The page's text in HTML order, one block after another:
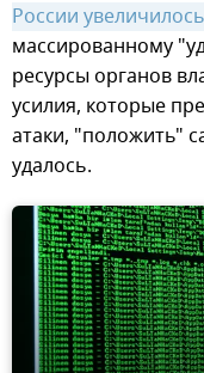
России
массированному
ресурсы органов
усилия, которые
атаки, "положить"
удалось.